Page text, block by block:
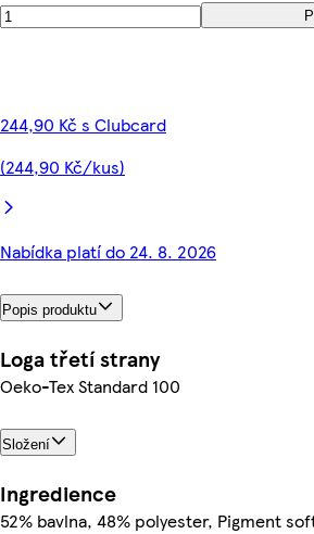
244,90 Kč s Clubcard
(244,90 Kč/kus)
Nabídka platí do 24. 8. 2026
Popis produktu
Loga třetí strany
Oeko-Tex Standard 100
Složení
Ingredience
52% bavlna, 48% polyester, Pigment